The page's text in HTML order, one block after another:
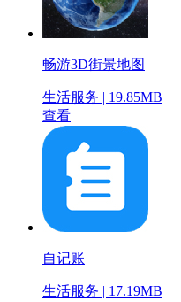
畅游3D街景地图
生活服务 | 19.85MB
查看
自记账
生活服务 | 17.19MB